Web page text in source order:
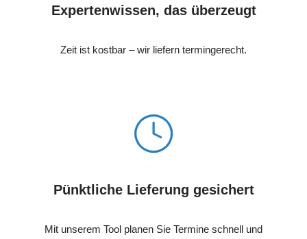
Expertenwissen, das überzeugt
Zeit ist kostbar – wir liefern termingerecht.
Pünktliche Lieferung gesichert
Mit unserem Tool planen Sie Termine schnell und